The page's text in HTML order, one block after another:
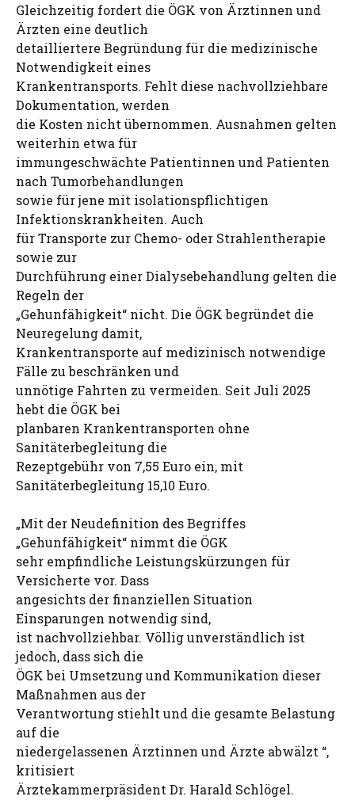
Gleichzeitig fordert die ÖGK von Ärztinnen und
Ärzten eine deutlich
detailliertere Begründung für die medizinische
Notwendigkeit eines
Krankentransports. Fehlt diese nachvollziehbare
Dokumentation, werden
die Kosten nicht übernommen. Ausnahmen gelten
weiterhin etwa für
immungeschwächte Patientinnen und Patienten
nach Tumorbehandlungen
sowie für jene mit isolationspflichtigen
Infektionskrankheiten. Auch
für Transporte zur Chemo- oder Strahlentherapie
sowie zur
Durchführung einer Dialysebehandlung gelten die
Regeln der
„Gehunfähigkeit“ nicht. Die ÖGK begründet die
Neuregelung damit,
Krankentransporte auf medizinisch notwendige
Fälle zu beschränken und
unnötige Fahrten zu vermeiden. Seit Juli 2025
hebt die ÖGK bei
planbaren Krankentransporten ohne
Sanitäterbegleitung die
Rezeptgebühr von 7,55 Euro ein, mit
Sanitäterbegleitung 15,10 Euro.
„Mit der Neudefinition des Begriffes
„Gehunfähigkeit“ nimmt die ÖGK
sehr empfindliche Leistungskürzungen für
Versicherte vor. Dass
angesichts der finanziellen Situation
Einsparungen notwendig sind,
ist nachvollziehbar. Völlig unverständlich ist
jedoch, dass sich die
ÖGK bei Umsetzung und Kommunikation dieser
Maßnahmen aus der
Verantwortung stiehlt und die gesamte Belastung
auf die
niedergelassenen Ärztinnen und Ärzte abwälzt “,
kritisiert
Ärztekammerpräsident Dr. Harald Schlögel.